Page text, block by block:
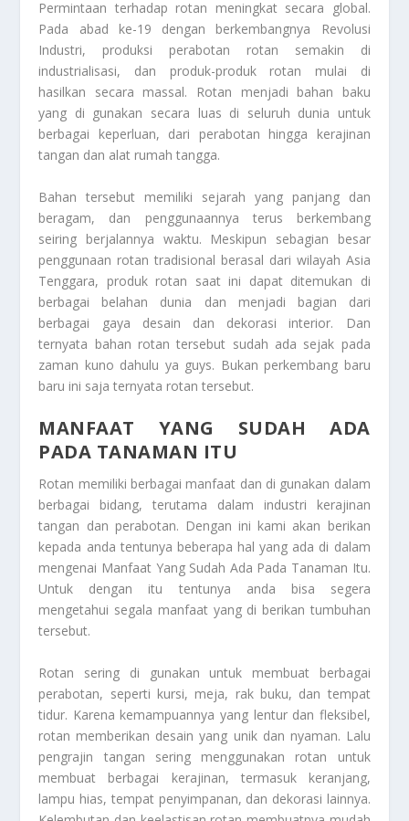
Permintaan terhadap rotan meningkat secara global.
Pada abad ke-19 dengan berkembangnya Revolusi
Industri, produksi perabotan rotan semakin di
industrialisasi, dan produk-produk rotan mulai di
hasilkan secara massal. Rotan menjadi bahan baku
yang di gunakan secara luas di seluruh dunia untuk
berbagai keperluan, dari perabotan hingga kerajinan
tangan dan alat rumah tangga.
Bahan tersebut memiliki sejarah yang panjang dan
beragam, dan penggunaannya terus berkembang
seiring berjalannya waktu. Meskipun sebagian besar
penggunaan rotan tradisional berasal dari wilayah Asia
Tenggara, produk rotan saat ini dapat ditemukan di
berbagai belahan dunia dan menjadi bagian dari
berbagai gaya desain dan dekorasi interior. Dan
ternyata bahan rotan tersebut sudah ada sejak pada
zaman kuno dahulu ya guys. Bukan perkembang baru
baru ini saja ternyata rotan tersebut.
MANFAAT YANG SUDAH ADA
PADA TANAMAN ITU
Rotan memiliki berbagai manfaat dan di gunakan dalam
berbagai bidang, terutama dalam industri kerajinan
tangan dan perabotan. Dengan ini kami akan berikan
kepada anda tentunya beberapa hal yang ada di dalam
mengenai Manfaat Yang Sudah Ada Pada Tanaman Itu.
Untuk dengan itu tentunya anda bisa segera
mengetahui segala manfaat yang di berikan tumbuhan
tersebut.
Rotan sering di gunakan untuk membuat berbagai
perabotan, seperti kursi, meja, rak buku, dan tempat
tidur. Karena kemampuannya yang lentur dan fleksibel,
rotan memberikan desain yang unik dan nyaman. Lalu
pengrajin tangan sering menggunakan rotan untuk
membuat berbagai kerajinan, termasuk keranjang,
lampu hias, tempat penyimpanan, dan dekorasi lainnya.